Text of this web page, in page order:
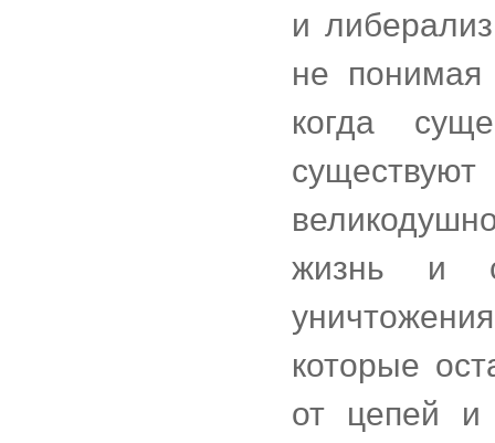
и
не понимая
когда
жизнь и
которые
от цепей и